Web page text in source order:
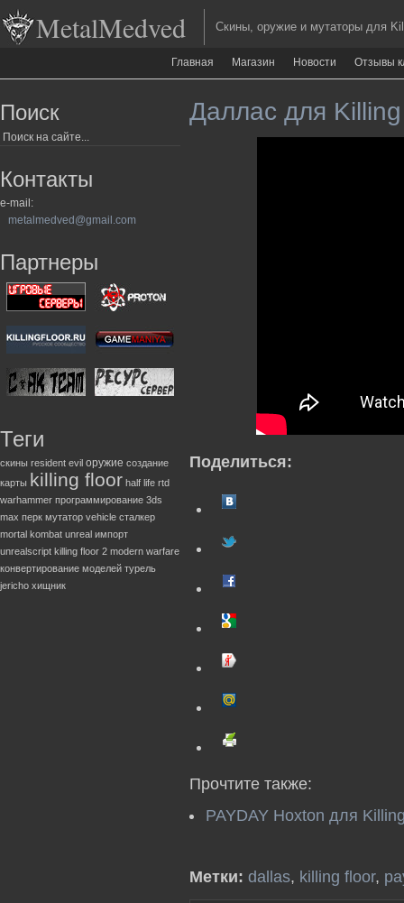
MetalMedved Скины, оружие и мутаторы для
Главная Магазин Новости Отзывы
Поиск
Контакты
e-mail:
metalmedved@gmail.com
Партнеры
Теги
скины resident evil оружие создание
карты killing floor half life rtd
warhammer программирование 3ds
max перк мутатор vehicle сталкер
mortal kombat unreal импорт
unrealscript killing floor 2 modern warfare
конвертирование моделей турель
jericho хищник
Даллас для
Поделиться:
Прочтите также:
PAYDAY Hoxton для
Метки: dallas, killing floor,